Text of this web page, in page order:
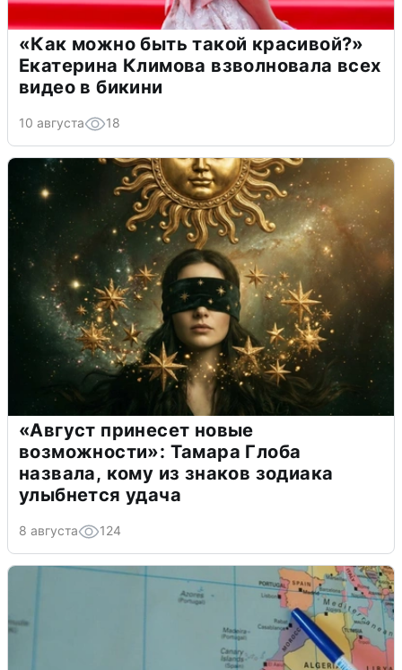
«Как можно быть такой красивой?»
Екатерина Климова взволновала всех
видео в бикини
10 августа 18
«Август принесет новые
возможности»: Тамара Глоба
назвала, кому из знаков зодиака
улыбнется удача
8 августа 124